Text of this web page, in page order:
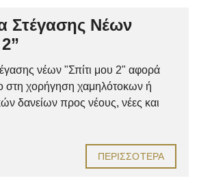
Στέγασης Νέων
νέων "Σπίτι μου 2" αφορά
στη χορήγηση χαμηλότοκων ή
δανείων προς νέους, νέες και
ΠΕΡΙΣΣΌΤΕΡΑ